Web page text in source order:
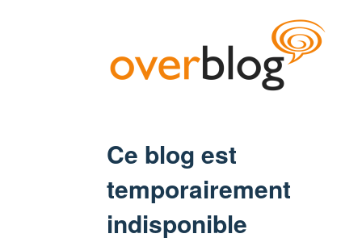
Ce blog est
temporairement
indisponible